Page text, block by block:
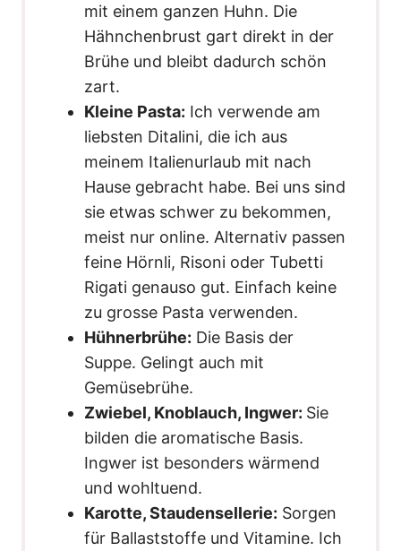
mit einem ganzen Huhn. Die
Hähnchenbrust gart direkt in der
Brühe und bleibt dadurch schön
zart.
Kleine Pasta: Ich verwende am
liebsten Ditalini, die ich aus
meinem Italienurlaub mit nach
Hause gebracht habe. Bei uns sind
sie etwas schwer zu bekommen,
meist nur online. Alternativ passen
feine Hörnli, Risoni oder Tubetti
Rigati genauso gut. Einfach keine
zu grosse Pasta verwenden.
Hühnerbrühe: Die Basis der
Suppe. Gelingt auch mit
Gemüsebrühe.
Zwiebel, Knoblauch, Ingwer: Sie
bilden die aromatische Basis.
Ingwer ist besonders wärmend
und wohltuend.
Karotte, Staudensellerie: Sorgen
für Ballaststoffe und Vitamine. Ich